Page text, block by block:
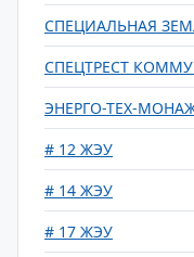
СПЕЦИАЛЬНАЯ
СПЕЦТРЕСТ
ЭНЕРГО-ТЕХ-
# 12 ЖЭУ
# 14 ЖЭУ
# 17 ЖЭУ